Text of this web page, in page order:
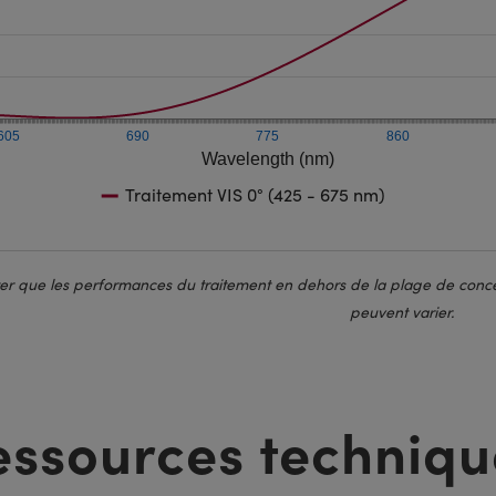
Wavelength (nm)
690 775 860
Traitement VIS 0° (425 - 675 nm)
que les performances du traitement en dehors de la plage de
peuvent varier.